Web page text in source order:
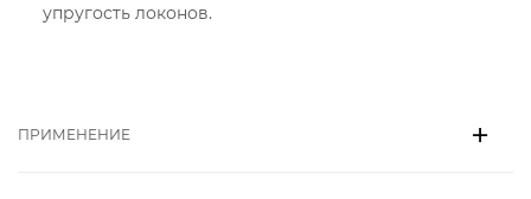
упругость локонов.
ПРИМЕНЕНИЕ